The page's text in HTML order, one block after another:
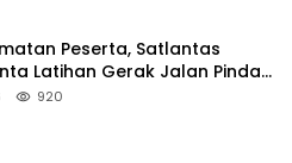
Peserta, Satlantas
Latihan Gerak Jalan Pindah
920